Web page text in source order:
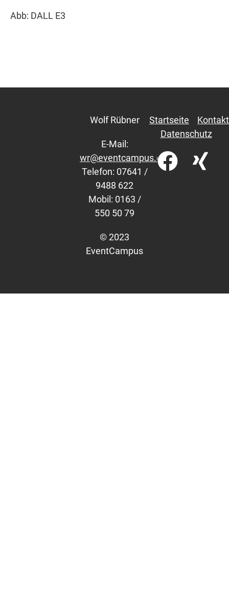
Abb: DALL E3
Wolf Rübner
E-Mail:
wr@eventcampus.com
Telefon: 07641 /
9488 622
Mobil: 0163 /
550 50 79
© 2023
EventCampus
Startseite
Kontakt
Datenschutz